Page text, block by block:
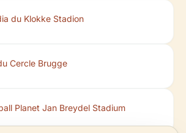
du Klokke Stadion
Cercle Brugge
Planet Jan Breydel Stadium